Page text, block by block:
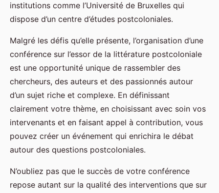
institutions comme l’Université de Bruxelles qui
dispose d’un centre d’études postcoloniales.
Malgré les défis qu’elle présente, l’organisation d’une
conférence sur l’essor de la littérature postcoloniale
est une opportunité unique de rassembler des
chercheurs, des auteurs et des passionnés autour
d’un sujet riche et complexe. En définissant
clairement votre thème, en choisissant avec soin vos
intervenants et en faisant appel à contribution, vous
pouvez créer un événement qui enrichira le débat
autour des questions postcoloniales.
N’oubliez pas que le succès de votre conférence
repose autant sur la qualité des interventions que sur